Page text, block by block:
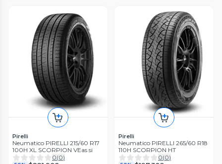
Pirelli
Neumatico PIRELLI 215/60 R17
100H XL SCORPION VEas si
0(0)
Pirelli
Neumatico PIRELLI 265/60 R18
110H SCORPION HT
0(0)